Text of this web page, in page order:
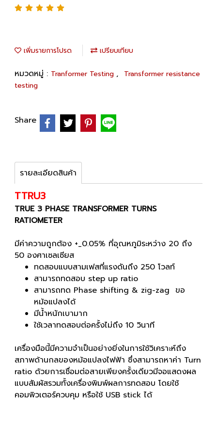
เพิ่มรายการโปรด เปรียบเทียบ
หมวดหมู่ : Tranformer Testing ,
Transformer resistance
testing
Share
รายละเอียดสินค้า
TTRU3
TRUE 3 PHASE TRANSFORMER TURNS
RATIOMETER
มีค่าความถูกต้อง +_0.05% ที่อุณหภูมิระหว่าง 20 ถึง
50 องศาเซลเซียส
ทดสอบแบบสามเฟสที่แรงดันถึง 250 โวลท์
สามารถทดสอบ step up ratio
สามารถทด Phase shifting & zig-zag ขอ
หม้อแปลงได้
มีน้ำหนักเบามาก
ใช้เวลาทดสอบต่อครั้งไม่ถึง 10 วินาที
เครื่องมือนี้มีความจำเป็นอย่างยิ่งในการใช้วิเคราะห์ถึง
สภาพด้านกลของหม้อแปลงไฟฟ้า ซึ่งสามารถหาค่า Turn
ratio ด้วยการเชื่อมต่อสายเพียงครั้งเดียวมีจอแสดงผล
แบบสัมผัสรวมทั้งเครื่องพิมพ์ผลการทดสอบ โดยใช้
คอมพิวเตอร์ควบคุม หรือใช้ USB stick ได้